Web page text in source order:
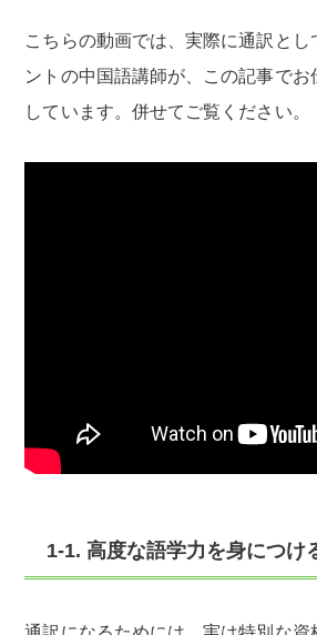
こちらの動画では、実際に通訳とし
ントの中国語講師が、この記事でお
しています。併せてご覧ください。
1-1. 高度な語学力を身につけ